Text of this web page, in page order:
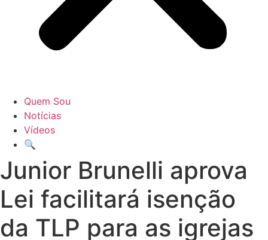
Quem Sou
Notícias
Vídeos
🔍
Junior Brunelli aprova
Lei facilitará isenção
da TLP para as igrejas